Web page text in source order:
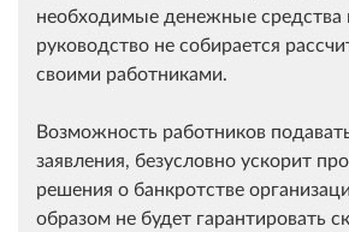
необходимые денежные средства
руководство не собирается
своими работниками.
Возможность работников
заявления, безусловно ускорит
решения о банкротстве
образом не будет гарантировать